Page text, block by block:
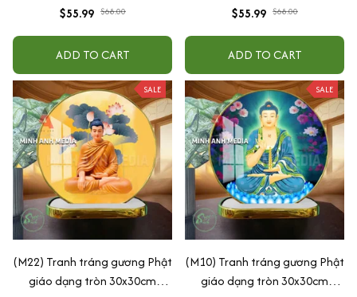
(Tặng đế để bàn)
$55.99 $68.00
ADD TO CART
(Tặng đế để bàn)
$55.99 $68.00
ADD TO CART
SALE
(M22) Tranh tráng gương Phật
giáo dạng tròn 30x30cm
SALE
(M10) Tranh tráng gương Phật
giáo dạng tròn 30x30cm